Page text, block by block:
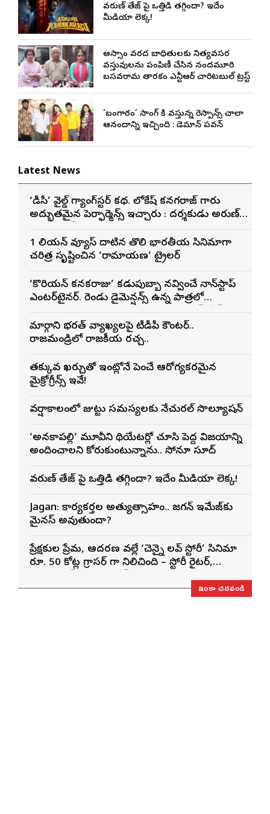
వరుణ్ తేజ్‌ పై ఒత్తిడి తగ్గిందా? ఇదేం
మీడియా లెక్క!
అస్సాం వరద బాధితులకు నిత్యవసర
వస్తువులను పంపిణీ చేసిన నందమూరి
బసవరామ తారకం ఎన్టీఆర్ చారిటబుల్ ట్రస్ట్
‘బంగారం’ సాంగ్ కి వస్తున్న రెస్పాన్స్ చాలా
ఆనందాన్ని ఇచ్చింది : డెమాన్ పవన్
Latest News
‘డీసీ’ వైల్డ్ గ్యాంగ్‌స్టర్ కథ. లోకేష్ కనగరాజ్ గారు
అద్భుతమైన పెర్ఫార్మెన్స్ ఇచ్చారు : దర్శకుడు అరుణ్
1 బిలియన్ వ్యూస్ దాటిన తొలి భారతీయ సినిమాగా
చరిత్ర సృష్టించిన ‘రామాయణ’ ట్రైలర్
‘కొరియన్ కనకరాజు’ కడుపుబ్బా నవ్వించే నాన్‌స్టాప్
ఎంటర్‌టైనర్. రెండు డైమెన్షన్స్ ఉన్న పాత్రలో
మార్గాని భరత్ వ్యాఖ్యలపై టీడీపీ కౌంటర్..
రాజమండ్రిలో రాజకీయ రచ్చ..
తక్కువ ఖర్చుతో ఇంట్లోనే పెంచే ఆరోగ్యకరమైన
మైక్రోగ్రీన్స్ ఇవే!
వర్షాకాలంలో జుట్టు సమస్యలకు నేచురల్ సొల్యూషన్
‘అనకాపల్లి’ మూవీని థియేటర్లో చూసి పెద్ద విజయాన్ని
అందించాలని కోరుకుంటున్నాను.. సోనూ సూద్
వరుణ్ తేజ్‌ పై ఒత్తిడి తగ్గిందా? ఇదేం మీడియా లెక్క!
Jagan: కార్యకర్తల అత్యుత్సాహం.. జగన్ ఇమేజ్‌కు
మైనస్ అవుతుందా?
ప్రేక్షకుల ప్రేమ, ఆదరణ వల్లే ‘చెన్నై లవ్ స్టోరీ’ సినిమా
రూ. 50 కోట్ల గ్రాసర్ గా నిలిచింది – స్టోరీ రైటర్,
ఇంకా చదవండి